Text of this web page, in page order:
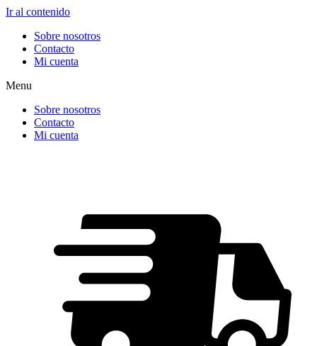
Ir al contenido
Sobre nosotros
Contacto
Mi cuenta
Menu
Sobre nosotros
Contacto
Mi cuenta